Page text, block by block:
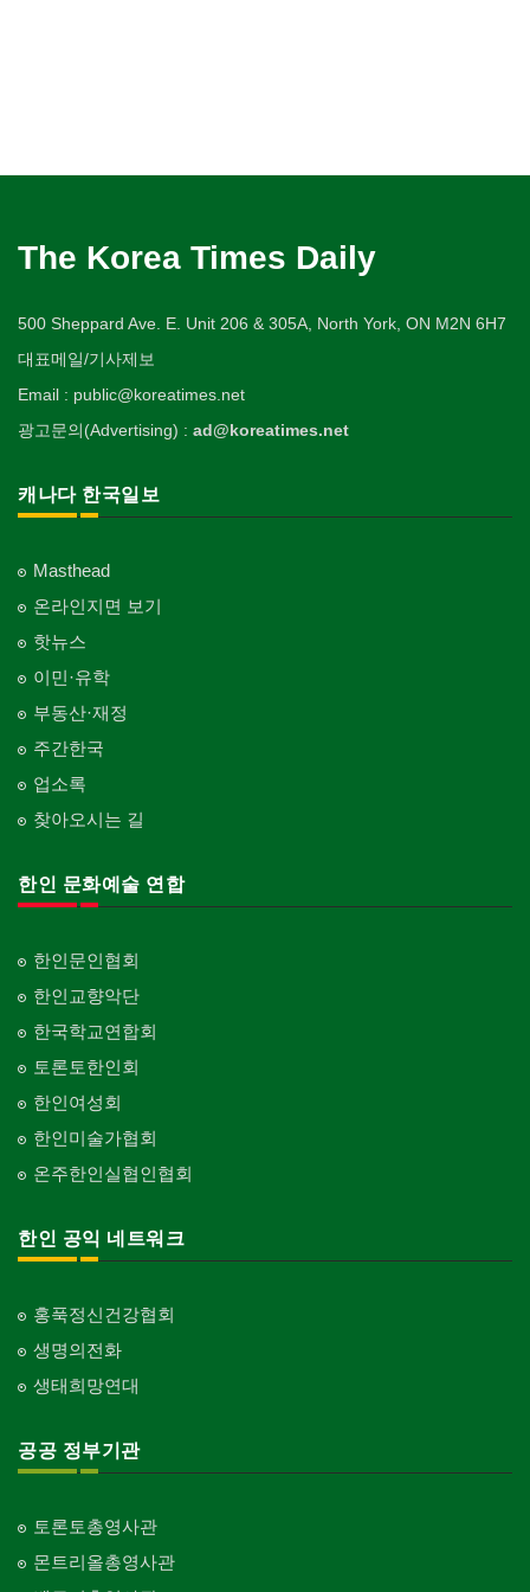
The Korea Times Daily
500 Sheppard Ave. E. Unit 206 & 305A, North York, ON M2N 6H7
대표메일/기사제보
Email : public@koreatimes.net
광고문의(Advertising) : ad@koreatimes.net
캐나다 한국일보
Masthead
온라인지면 보기
핫뉴스
이민·유학
부동산·재정
주간한국
업소록
찾아오시는 길
한인 문화예술 연합
한인문인협회
한인교향악단
한국학교연합회
토론토한인회
한인여성회
한인미술가협회
온주한인실협인협회
한인 공익 네트워크
홍푹정신건강협회
생명의전화
생태희망연대
공공 정부기관
토론토총영사관
몬트리올총영사관